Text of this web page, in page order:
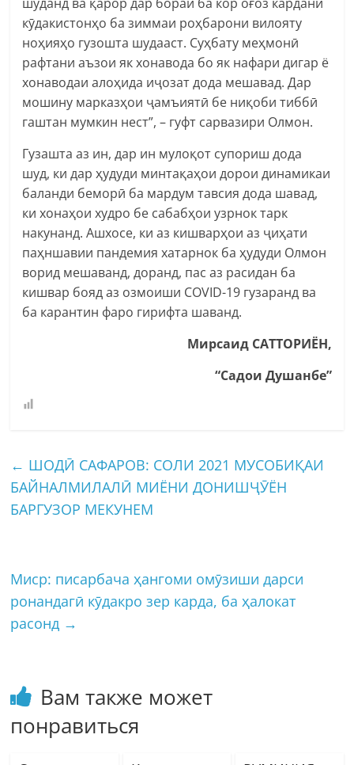
кӯдакистонҳо ба зиммаи роҳбарони вилояту
ноҳияҳо гузошта шудааст. Суҳбату меҳмонӣ
рафтани аъзои як хонавода бо як нафари дигар ё
хонаводаи алоҳида иҷозат дода мешавад. Дар
мошину марказҳои ҷамъиятӣ бе ниқоби тиббӣ
гаштан мумкин нест”, – гуфт сарвазири Олмон.
Гузашта аз ин, дар ин мулоқот супориш дода
шуд, ки дар ҳудуди минтақаҳои дорои динамикаи
баланди беморӣ ба мардум тавсия дода шавад,
ки хонаҳои худро бе сабабҳои узрнок тарк
накунанд. Ашхосе, ки аз кишварҳои аз ҷиҳати
паҳншавии пандемия хатарнок ба ҳудуди Олмон
ворид мешаванд, доранд, пас аз расидан ба
кишвар бояд аз озмоиши COVID-19 гузаранд ва
ба карантин фаро гирифта шаванд.
Мирсаид САТТОРИЁН,
“Садои Душанбе”
← ШОДӢ САФАРОВ: СОЛИ 2021 МУСОБИҚАИ
БАЙНАЛМИЛАЛӢ МИЁНИ ДОНИШҶӮЁН
БАРГУЗОР МЕКУНЕМ
Миср: писарбача ҳангоми омӯзиши дарси
ронандагӣ кӯдакро зер карда, ба ҳалокат
расонд →
Вам также может
понравиться